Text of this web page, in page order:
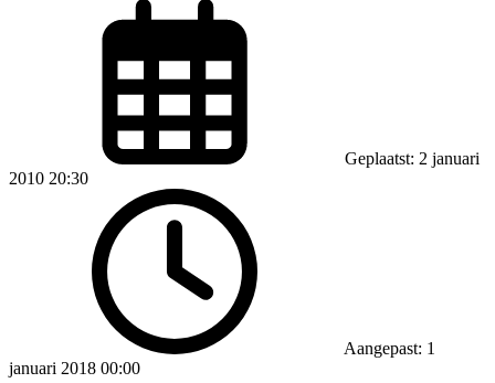
Geplaatst: 2 januari
2010 20:30
Aangepast: 1
januari 2018 00:00